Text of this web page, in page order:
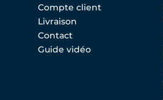
Compte client
Livraison
Contact
Guide vidéo